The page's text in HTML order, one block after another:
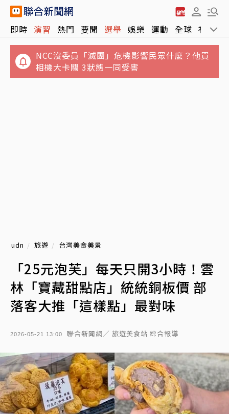
即時 演習 熱門 要聞 選舉 娛樂 運動 全球 社會
NCC沒委員「滅團」危機影響民眾什麼？他買
相機大卡關 3狀態一同受害
udn 旅遊 台灣美食美景
「25元泡芙」每天只開3小時！雲
林「寶藏甜點店」統統銅板價 部
落客大推「這樣點」最對味
2026-05-21 13:00 聯合新聞網／ 旅遊美食站 綜合報導